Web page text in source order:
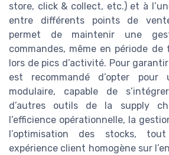
store, click & collect, etc.) et à
entre différents points de
permet de maintenir une
commandes, même en période
lors de pics d’activité. Pour
est recommandé d’opter pour
modulaire, capable de
d’autres outils de la supply
l’efficience opérationnelle, la
l’optimisation des stocks,
expérience client homogène sur